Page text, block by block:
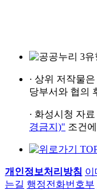
· 상위 저작물은
당부서와 협의
· 화성시청 자
경금지)" 조건
개인정보처리방침 이
는길 행정전화번호부